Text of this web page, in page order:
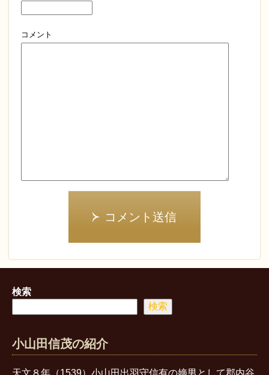
コメント
コメント送信
検索
検索
小山田信茂の紹介
天文８年（1539）小山田出羽守信有の嫡男として郡内谷